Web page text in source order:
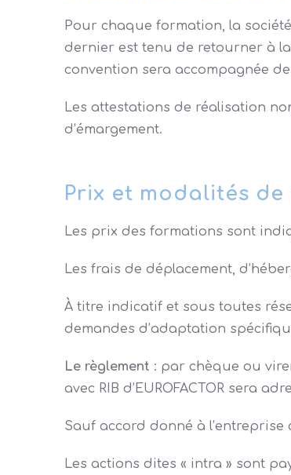
Pour chaque formation, la
dernier est tenu de retourner à la
convention sera accompagnée
Les attestations de réalisation
d’émargement.
Prix et modalités
Les prix des formations sont
Les frais de déplacement,
À titre indicatif et sous toutes
demandes d’adaptation
Le règlement : par chèque ou
avec RIB d’EUROFACTOR sera
Sauf accord donné à
Les actions dites « intra » sont